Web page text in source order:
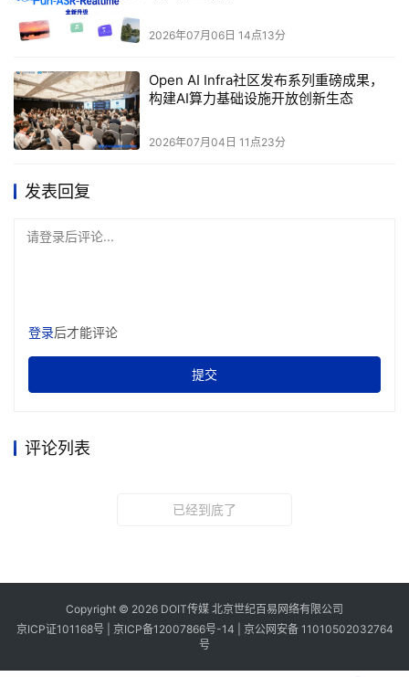
2026年07月06日 14点13分
Open AI Infra社区发布系列重磅成果，
构建AI算力基础设施开放创新生态
2026年07月04日 11点23分
发表回复
请登录后评论...
登录后才能评论
提交
评论列表
已经到底了
Copyright © 2026 DOIT传媒 北京世纪百易网络有限公司
京ICP证101168号 | 京ICP备12007866号-14
京公网安备 11010502032764
号